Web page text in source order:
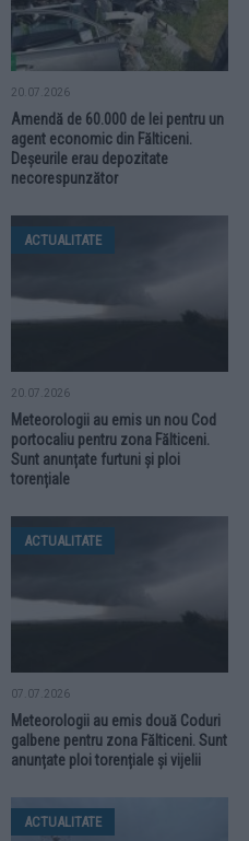
20.07.2026
Amendă de 60.000 de lei pentru un
agent economic din Fălticeni.
Deșeurile erau depozitate
necorespunzător
ACTUALITATE
20.07.2026
Meteorologii au emis un nou Cod
portocaliu pentru zona Fălticeni.
Sunt anunțate furtuni și ploi
torențiale
ACTUALITATE
07.07.2026
Meteorologii au emis două Coduri
galbene pentru zona Fălticeni. Sunt
anunțate ploi torențiale și vijelii
ACTUALITATE